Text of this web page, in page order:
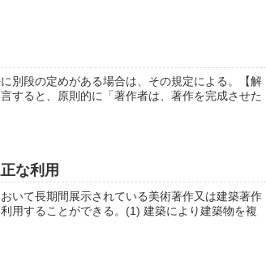
別段の定めがある場合は、その規定による。【解
すると、原則的に「著作者は、著作を完成させた
な利用
いて長期間展示されている美術著作又は建築著作
用することができる。(1) 建築により建築物を複